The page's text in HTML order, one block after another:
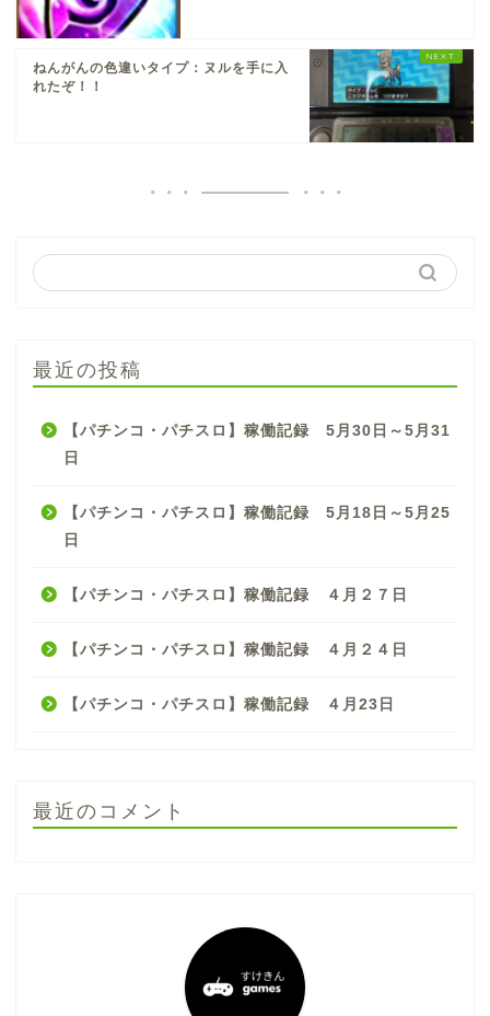
ねんがんの色違いタイプ：ヌルを手に入
れたぞ！！
最近の投稿
【パチンコ・パチスロ】稼働記録 5月30日～5月31
日
【パチンコ・パチスロ】稼働記録 5月18日～5月25
日
【パチンコ・パチスロ】稼働記録 ４月２７日
【パチンコ・パチスロ】稼働記録 ４月２４日
【パチンコ・パチスロ】稼働記録 ４月23日
最近のコメント